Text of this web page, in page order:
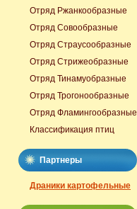
Отряд Ржанкообразные
Отряд Совообразные
Отряд Страусообразные
Отряд Стрижеобразные
Отряд Тинамуобразные
Отряд Трогонообразные
Отряд Фламингообразные
Классификация птиц
Партнеры
Драники картофельные